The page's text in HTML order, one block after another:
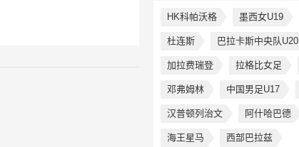
HK科帕沃格 墨西女U19
杜连斯 巴拉卡斯中央队U20
加拉费瑞登 拉格比女足
邓弗姆林 中国男足U17
汉普顿列治文 阿什哈巴德
海王星马 西部巴拉兹